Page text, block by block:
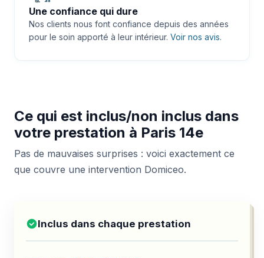
Une confiance qui dure
Nos clients nous font confiance depuis des années
pour le soin apporté à leur intérieur. Voir nos avis.
Ce qui est inclus/non inclus dans
votre prestation à Paris 14e
Pas de mauvaises surprises : voici exactement ce
que couvre une intervention Domiceo.
Inclus dans chaque prestation